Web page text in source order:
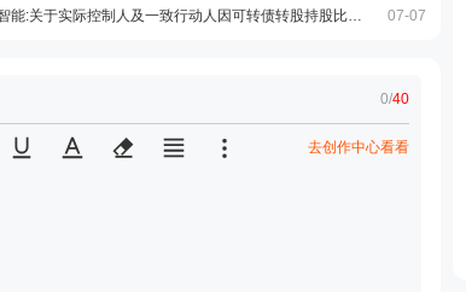
华亚智能:关于实际控制人及一致行动人因可转债转股持股比例被动稀释触及1%整数倍的权益变动公告
07-07
0/40
去创作中心看看